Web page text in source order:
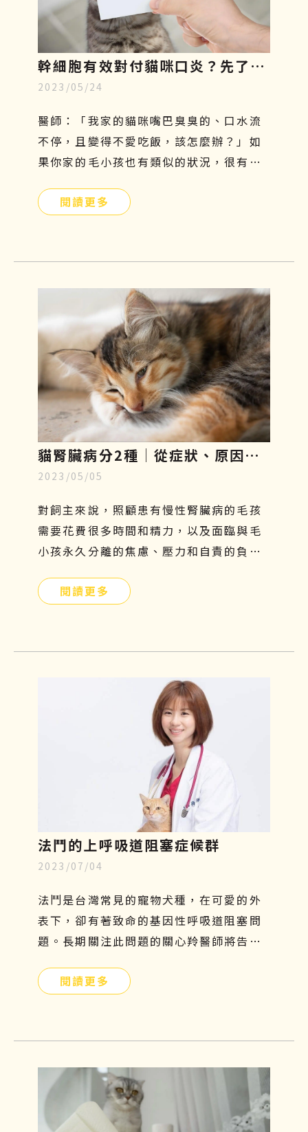
養。
幹細胞有效對付貓咪口炎？先了解
成因、症狀和照顧，再探索治療新
知
2023/05/24
醫師：「我家的貓咪嘴巴臭臭的、口水流
不停，且變得不愛吃飯，該怎麼辦？」如
果你家的毛小孩也有類似的狀況，很有可
響貓咪的食慾及健康，因此這個問題不能
治療！
閱讀更多
貓腎臟病分2種│從症狀、原因、
飲食原則到幹細胞治療一一解析
2023/05/05
對飼主來說，照顧患有慢性腎臟病的毛孩
需要花費很多時間和精力，以及面臨與毛
小孩永久分離的焦慮、壓力和自責的負面
提前提前瞭解貓腎病症狀、原因、飲食及
閱讀更多
法鬥的上呼吸道阻塞症候群
2023/07/04
法鬥是台灣常見的寵物犬種，在可愛的外
表下，卻有著致命的基因性呼吸道阻塞問
題。長期關注此問題的關心羚醫師將告訴
閱讀更多